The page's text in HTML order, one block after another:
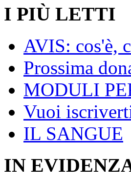
I PIÙ LETTI
AVIS: cos'è,
Prossima
MODULI
Vuoi
IL SANGUE
IN